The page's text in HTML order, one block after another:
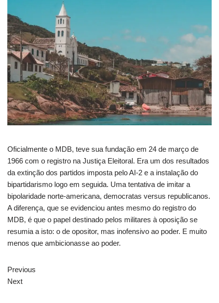
Oficialmente o MDB, teve sua fundação em 24 de março de
1966 com o registro na Justiça Eleitoral. Era um dos resultados
da extinção dos partidos imposta pelo AI-2 e a instalação do
bipartidarismo logo em seguida. Uma tentativa de imitar a
bipolaridade norte-americana, democratas versus republicanos.
A diferença, que se evidenciou antes mesmo do registro do
MDB, é que o papel destinado pelos militares à oposição se
resumia a isto: o de opositor, mas inofensivo ao poder. E muito
menos que ambicionasse ao poder.
Previous
Next